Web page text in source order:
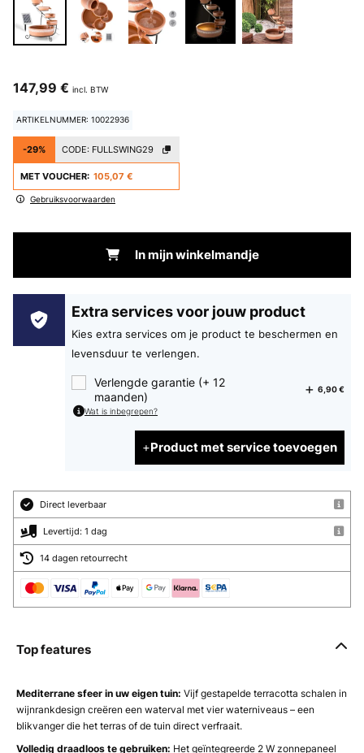
147,99 € incl. BTW
ARTIKELNUMMER: 10022936
-29% CODE: FULLSWING29
MET VOUCHER: 105,07 €
Gebruiksvoorwaarden
In mijn winkelmandje
Extra services voor jouw product
Kies extra services om je product te beschermen en
levensduur te verlengen.
Verlengde garantie (+ 12
maanden)
6,90 €
Wat is inbegrepen?
Product met service toevoegen
Direct leverbaar
Levertijd: 1 dag
14 dagen retourrecht
Top features
Mediterrane sfeer in uw eigen tuin: Vijf gestapelde terracotta schalen in
wijnrankdesign creëren een waterval met vier waterniveaus – een
blikvanger die het terras of de tuin direct verfraait.
Volledig draadloos te gebruiken: Het geïntegreerde 2 W zonnepaneel